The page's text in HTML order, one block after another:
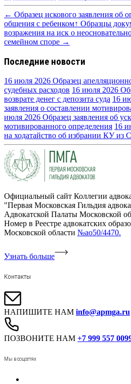
← Образец искового заявления об
общения с ребенком↑ Образцы
возражения на иск о
семейном споре →
Последние новости
16 июля 2026 Образец
судебных расходов 16 июля 2026
возврате денег с депозита суда 16
заявления о составлении
июля 2026 Образец заявления об
мотивированного определения 16
на ходатайство об избрании КУ из
Официальный сайт Коллегии
"Первая Московская Гильдия
Адвокатской Палаты Московской
Номер в Реестре адвокатских
Московской области №ао50/4470.
Узнать больше
Контакты
НАПИШИТЕ НАМ info@apmga.ru
ПОЗВОНИТЕ НАМ +7 999 557
Мы в соцсетях